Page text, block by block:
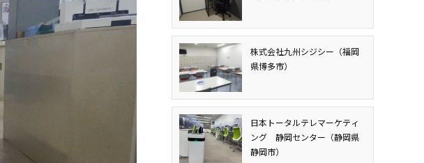
株式会社九州シジシー（福岡
県博多市）
日本トータルテレマーケティ
ング 静岡センター（静岡県
静岡市）